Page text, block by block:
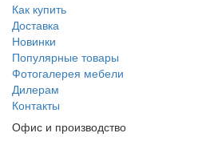
Как купить
Доставка
Новинки
Популярные товары
Фотогалерея мебели
Дилерам
Контакты
Офис и производство